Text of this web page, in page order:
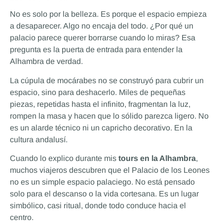
No es solo por la belleza. Es porque el espacio empieza
a desaparecer. Algo no encaja del todo. ¿Por qué un
palacio parece querer borrarse cuando lo miras? Esa
pregunta es la puerta de entrada para entender la
Alhambra de verdad.
La cúpula de mocárabes no se construyó para cubrir un
espacio, sino para deshacerlo. Miles de pequeñas
piezas, repetidas hasta el infinito, fragmentan la luz,
rompen la masa y hacen que lo sólido parezca ligero. No
es un alarde técnico ni un capricho decorativo. En la
cultura andalusí.
Cuando lo explico durante mis tours en la Alhambra,
muchos viajeros descubren que el Palacio de los Leones
no es un simple espacio palaciego. No está pensado
solo para el descanso o la vida cortesana. Es un lugar
simbólico, casi ritual, donde todo conduce hacia el
centro.